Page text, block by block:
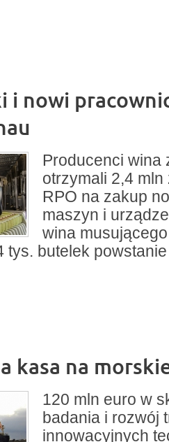
i nowi
Producenci wina
otrzymali 2,4 mln
RPO na zakup
maszyn i
wina
tys. butelek
kasa na
120 mln euro w
badania i rozwój
innowacyjnych